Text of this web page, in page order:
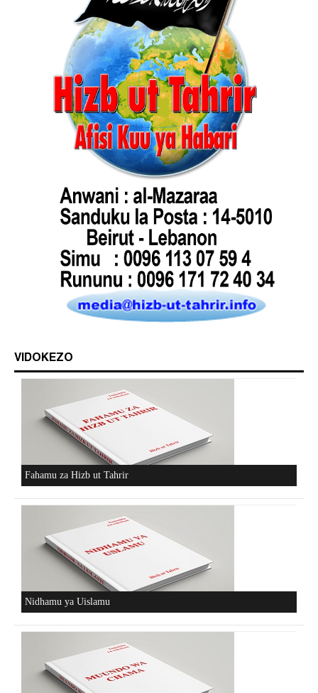
VIDOKEZO
Fahamu za Hizb ut Tahrir
Nidhamu ya Uislamu